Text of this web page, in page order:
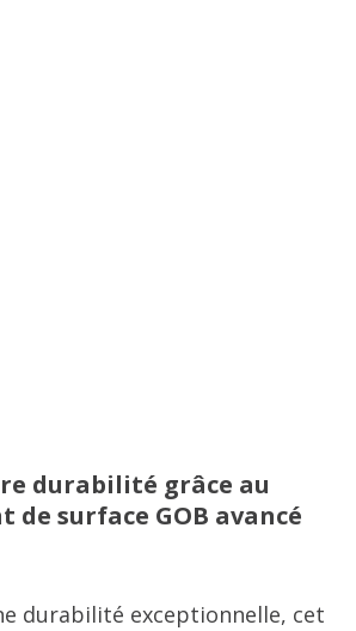
durabilité grâce au
surface GOB avancé
durabilité exceptionnelle, cet